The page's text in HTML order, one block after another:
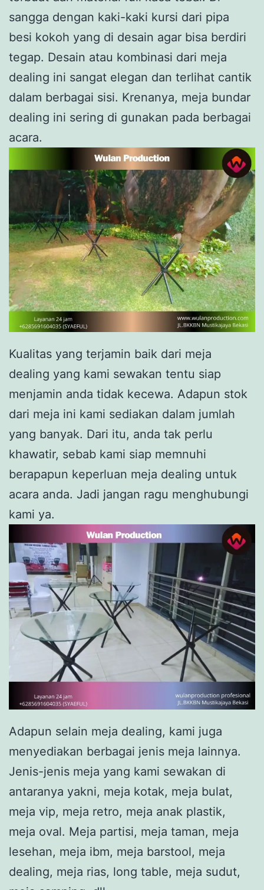
sangga dengan kaki-kaki kursi dari pipa
besi kokoh yang di desain agar bisa berdiri
tegap. Desain atau kombinasi dari meja
dealing ini sangat elegan dan terlihat cantik
dalam berbagai sisi. Krenanya, meja bundar
dealing ini sering di gunakan pada berbagai
acara.
Kualitas yang terjamin baik dari meja
dealing yang kami sewakan tentu siap
menjamin anda tidak kecewa. Adapun stok
dari meja ini kami sediakan dalam jumlah
yang banyak. Dari itu, anda tak perlu
khawatir, sebab kami siap memnuhi
berapapun keperluan meja dealing untuk
acara anda. Jadi jangan ragu menghubungi
kami ya.
Adapun selain meja dealing, kami juga
menyediakan berbagai jenis meja lainnya.
Jenis-jenis meja yang kami sewakan di
antaranya yakni, meja kotak, meja bulat,
meja vip, meja retro, meja anak plastik,
meja oval. Meja partisi, meja taman, meja
lesehan, meja ibm, meja barstool, meja
dealing, meja rias, long table, meja sudut,